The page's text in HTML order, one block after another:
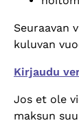
Seuraavan
kuluvan
Kirjaudu
Jos et ole
maksun